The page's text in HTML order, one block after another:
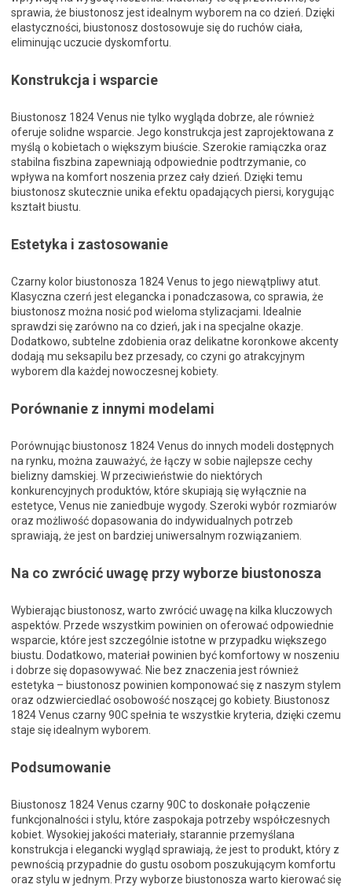
sprawia, że biustonosz jest idealnym wyborem na co dzień. Dzięki
elastyczności, biustonosz dostosowuje się do ruchów ciała,
eliminując uczucie dyskomfortu.
Konstrukcja i wsparcie
Biustonosz 1824 Venus nie tylko wygląda dobrze, ale również
oferuje solidne wsparcie. Jego konstrukcja jest zaprojektowana z
myślą o kobietach o większym biuście. Szerokie ramiączka oraz
stabilna fiszbina zapewniają odpowiednie podtrzymanie, co
wpływa na komfort noszenia przez cały dzień. Dzięki temu
biustonosz skutecznie unika efektu opadających piersi, korygując
kształt biustu.
Estetyka i zastosowanie
Czarny kolor biustonosza 1824 Venus to jego niewątpliwy atut.
Klasyczna czerń jest elegancka i ponadczasowa, co sprawia, że
biustonosz można nosić pod wieloma stylizacjami. Idealnie
sprawdzi się zarówno na co dzień, jak i na specjalne okazje.
Dodatkowo, subtelne zdobienia oraz delikatne koronkowe akcenty
dodają mu seksapilu bez przesady, co czyni go atrakcyjnym
wyborem dla każdej nowoczesnej kobiety.
Porównanie z innymi modelami
Porównując biustonosz 1824 Venus do innych modeli dostępnych
na rynku, można zauważyć, że łączy w sobie najlepsze cechy
bielizny damskiej. W przeciwieństwie do niektórych
konkurencyjnych produktów, które skupiają się wyłącznie na
estetyce, Venus nie zaniedbuje wygody. Szeroki wybór rozmiarów
oraz możliwość dopasowania do indywidualnych potrzeb
sprawiają, że jest on bardziej uniwersalnym rozwiązaniem.
Na co zwrócić uwagę przy wyborze biustonosza
Wybierając biustonosz, warto zwrócić uwagę na kilka kluczowych
aspektów. Przede wszystkim powinien on oferować odpowiednie
wsparcie, które jest szczególnie istotne w przypadku większego
biustu. Dodatkowo, materiał powinien być komfortowy w noszeniu
i dobrze się dopasowywać. Nie bez znaczenia jest również
estetyka – biustonosz powinien komponować się z naszym stylem
oraz odzwierciedlać osobowość noszącej go kobiety. Biustonosz
1824 Venus czarny 90C spełnia te wszystkie kryteria, dzięki czemu
staje się idealnym wyborem.
Podsumowanie
Biustonosz 1824 Venus czarny 90C to doskonałe połączenie
funkcjonalności i stylu, które zaspokaja potrzeby współczesnych
kobiet. Wysokiej jakości materiały, starannie przemyślana
konstrukcja i elegancki wygląd sprawiają, że jest to produkt, który z
pewnością przypadnie do gustu osobom poszukującym komfortu
oraz stylu w jednym. Przy wyborze biustonosza warto kierować się